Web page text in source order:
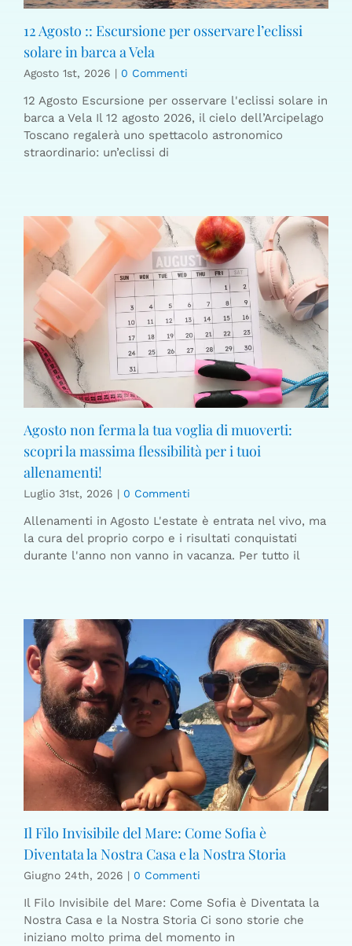
12 Agosto :: Escursione per osservare l’eclissi
solare in barca a Vela
Agosto 1st, 2026 | 0 Commenti
12 Agosto Escursione per osservare l'eclissi solare in
barca a Vela Il 12 agosto 2026, il cielo dell’Arcipelago
Toscano regalerà uno spettacolo astronomico
straordinario: un’eclissi di
Agosto non ferma la tua voglia di muoverti:
scopri la massima flessibilità per i tuoi
allenamenti!
Luglio 31st, 2026 | 0 Commenti
Allenamenti in Agosto L'estate è entrata nel vivo, ma
la cura del proprio corpo e i risultati conquistati
durante l'anno non vanno in vacanza. Per tutto il
Il Filo Invisibile del Mare: Come Sofia è
Diventata la Nostra Casa e la Nostra Storia
Giugno 24th, 2026 | 0 Commenti
Il Filo Invisibile del Mare: Come Sofia è Diventata la
Nostra Casa e la Nostra Storia Ci sono storie che
iniziano molto prima del momento in